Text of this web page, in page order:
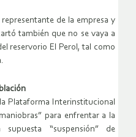
de la empresa y
también que no se vaya a
reservorio El Perol, tal como
Plataforma Interinstitucional
para enfrentar a la
“suspensión” de